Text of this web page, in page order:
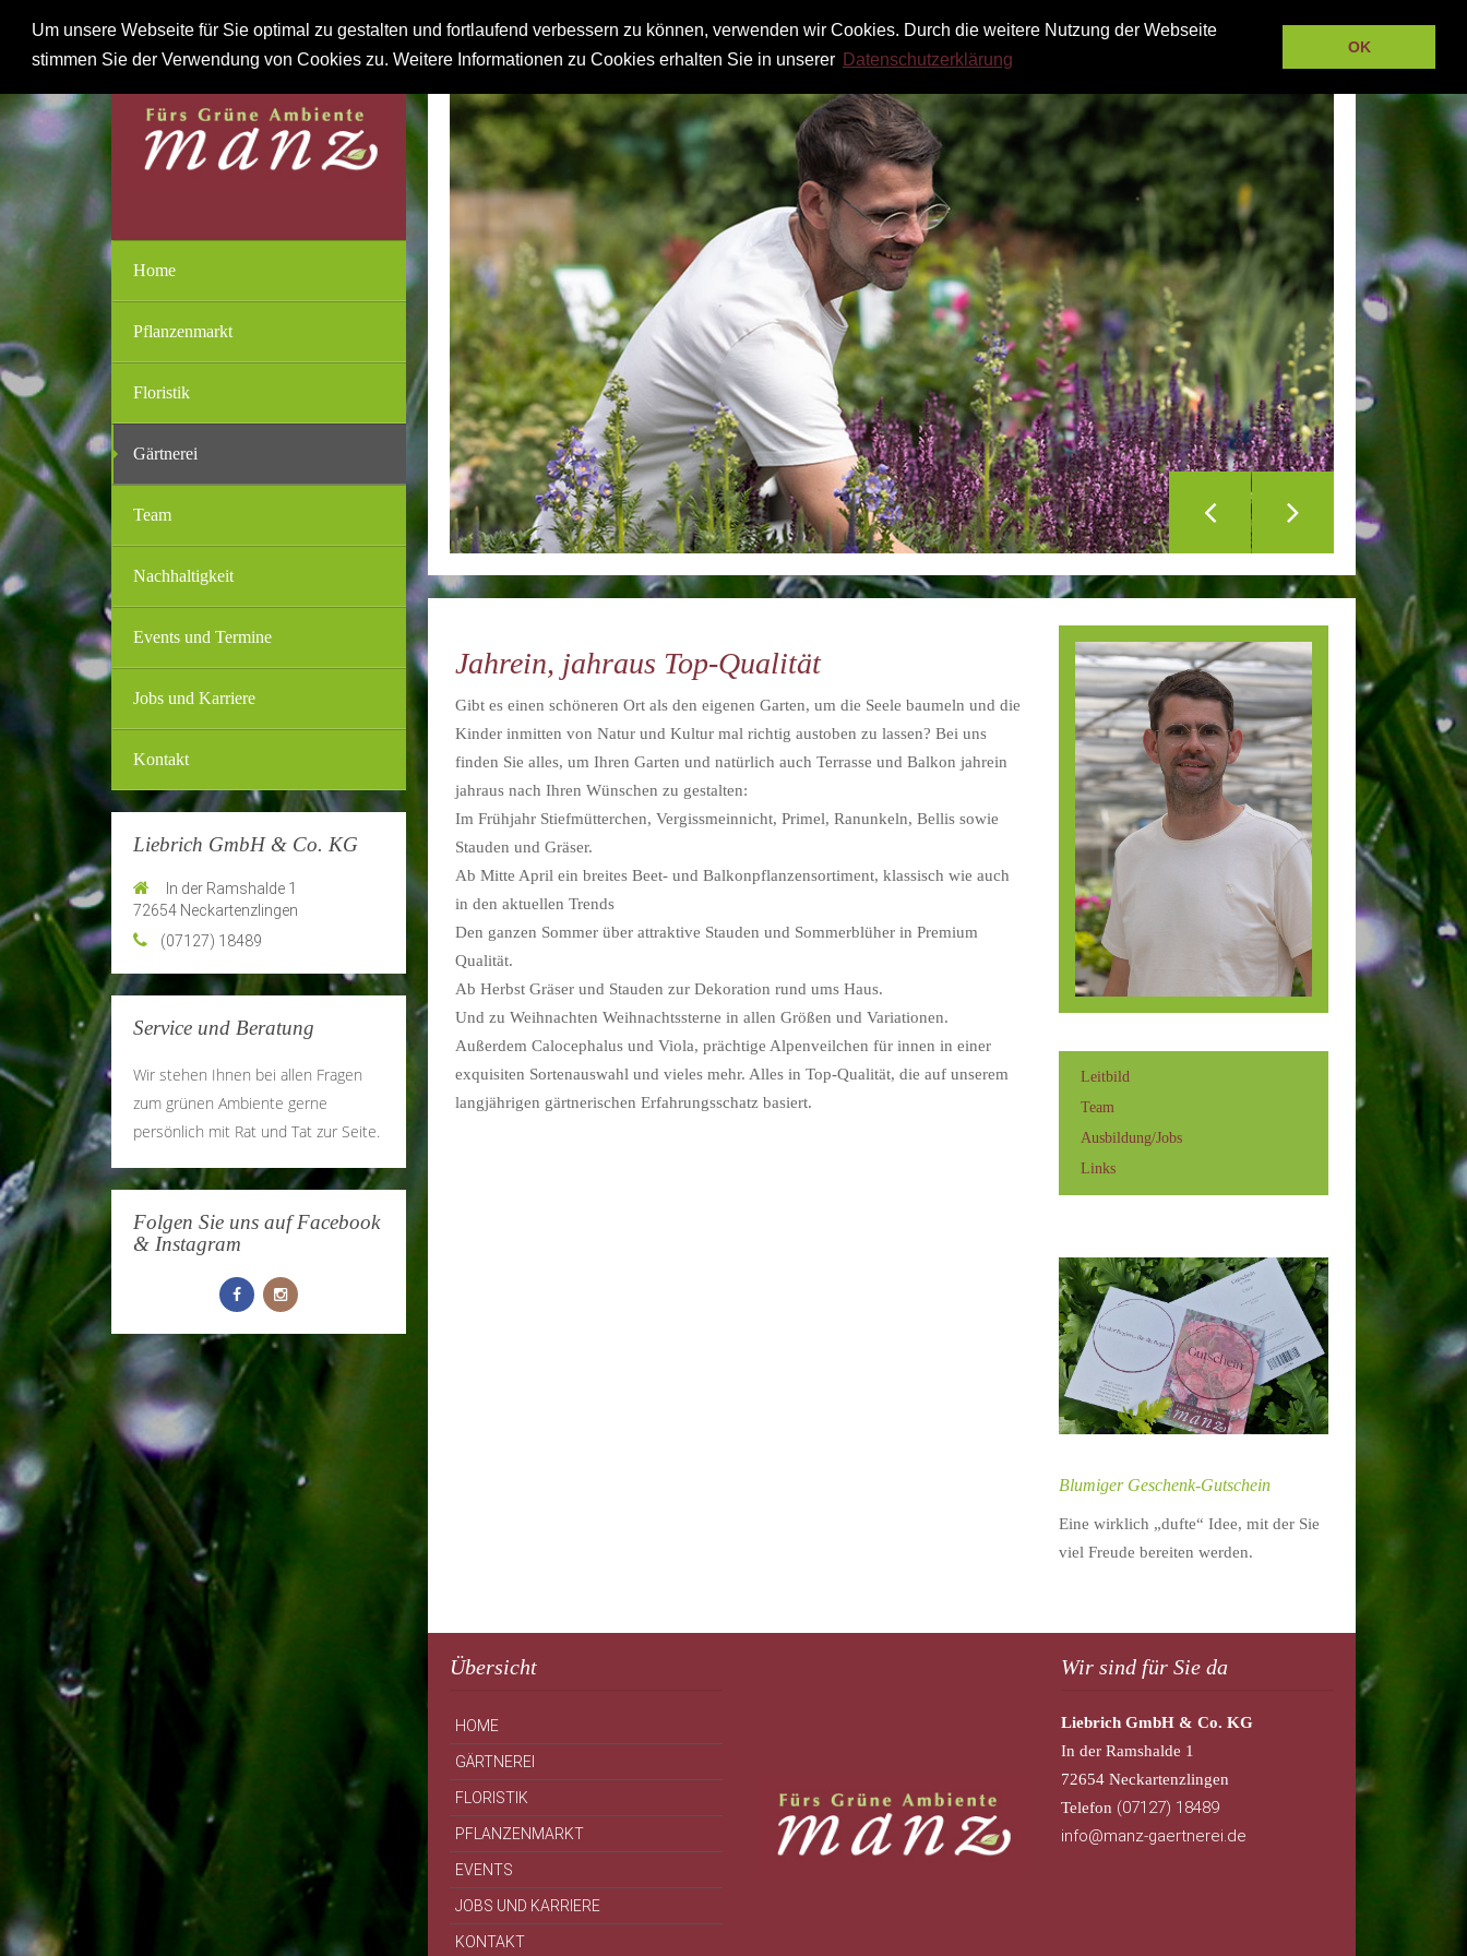
Um unsere Webseite für Sie optimal zu gestalten und fortlaufend verbessern zu können, verwenden wir Cookies. Durch die weitere Nutzung der Webseite
stimmen Sie der Verwendung von Cookies zu. Weitere Informationen zu Cookies erhalten Sie in unserer Datenschutzerklärung
OK
Home
Pflanzenmarkt
Floristik
Gärtnerei
Team
Nachhaltigkeit
Events und Termine
Jobs und Karriere
Kontakt
Liebrich GmbH & Co. KG
In der Ramshalde 1
72654 Neckartenzlingen
(07127) 18489
Service und Beratung
Wir stehen Ihnen bei allen Fragen
zum grünen Ambiente gerne
persönlich mit Rat und Tat zur Seite.
Folgen Sie uns auf Facebook
& Instagram
Jahrein, jahraus Top-Qualität
Gibt es einen schöneren Ort als den eigenen Garten, um die Seele baumeln und die
Kinder inmitten von Natur und Kultur mal richtig austoben zu lassen? Bei uns
finden Sie alles, um Ihren Garten und natürlich auch Terrasse und Balkon jahrein
jahraus nach Ihren Wünschen zu gestalten:
Im Frühjahr Stiefmütterchen, Vergissmeinnicht, Primel, Ranunkeln, Bellis sowie
Stauden und Gräser.
Ab Mitte April ein breites Beet- und Balkonpflanzensortiment, klassisch wie auch
in den aktuellen Trends
Den ganzen Sommer über attraktive Stauden und Sommerblüher in Premium
Qualität.
Ab Herbst Gräser und Stauden zur Dekoration rund ums Haus.
Und zu Weihnachten Weihnachtssterne in allen Größen und Variationen.
Außerdem Calocephalus und Viola, prächtige Alpenveilchen für innen in einer
exquisiten Sortenauswahl und vieles mehr. Alles in Top-Qualität, die auf unserem
langjährigen gärtnerischen Erfahrungsschatz basiert.
Leitbild
Team
Ausbildung/Jobs
Links
Blumiger Geschenk-Gutschein
Eine wirklich „dufte“ Idee, mit der Sie
viel Freude bereiten werden.
Übersicht
HOME
GÄRTNEREI
FLORISTIK
PFLANZENMARKT
EVENTS
JOBS UND KARRIERE
KONTAKT
Wir sind für Sie da
Liebrich GmbH & Co. KG
In der Ramshalde 1
72654 Neckartenzlingen
Telefon (07127) 18489
info@manz-gaertnerei.de